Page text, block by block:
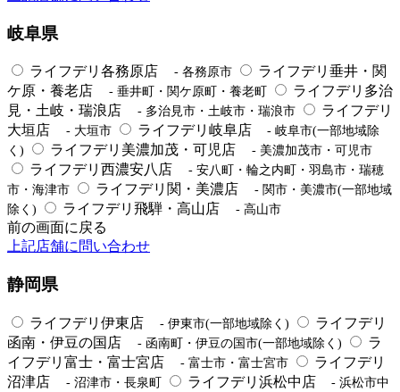
岐阜県
ライフデリ各務原店 - 各務原市
ライフデリ垂井・関
ケ原・養老店
- 垂井町・関ケ原町・養老町
ライフデリ多治
見・土岐・瑞浪店
- 多治見市・土岐市・瑞浪市
ライフデリ
大垣店
- 大垣市 ライフデリ岐阜店
- 岐阜市(一部地域除
く)
ライフデリ美濃加茂・可児店 - 美濃加茂市・可児市
ライフデリ西濃安八店
- 安八町・輪之内町・羽島市・瑞穂
市・海津市
ライフデリ関・美濃店
- 関市・美濃市(一部地域
除く)
ライフデリ飛騨・高山店 - 高山市
前の画面に戻る
上記店舗に問い合わせ
静岡県
ライフデリ伊東店 - 伊東市(一部地域除く)
ライフデリ
函南・伊豆の国店
- 函南町・伊豆の国市(一部地域除く)
ラ
イフデリ富士・富士宮店
- 富士市・富士宮市
ライフデリ
沼津店
- 沼津市・長泉町 ライフデリ浜松中店
- 浜松市中